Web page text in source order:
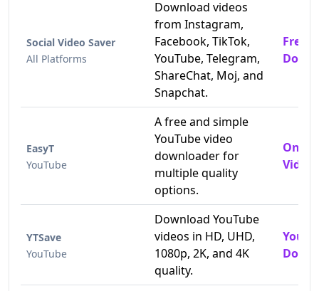
Social Video Saver
All Platforms
Download videos
from Instagram,
Facebook, TikTok,
YouTube, Telegram,
ShareChat, Moj, and
Snapchat.
Free
EasyT
YouTube
A free and simple
YouTube video
downloader for
multiple quality
options.
Video
YTSave
YouTube
Download YouTube
videos in HD, UHD,
1080p, 2K, and 4K
quality.